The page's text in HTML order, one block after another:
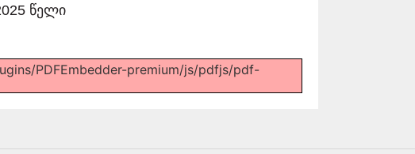
წელი
PDFEmbedder-premium/js/pdfjs/pdf-